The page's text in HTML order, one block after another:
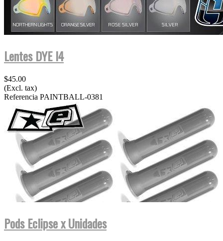
Lentes DYE I4
$45.00
(Excl. tax)
Referencia PAINTBALL-0381
Pods Eclipse x Unidades